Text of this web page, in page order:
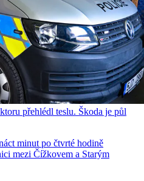
přehlédl teslu. Škoda je půl
minut po čtvrté hodině
mezi Čížkovem a Starým